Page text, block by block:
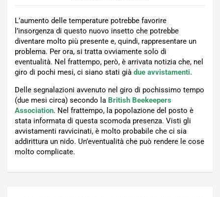
L’aumento delle temperature potrebbe favorire
l’insorgenza di questo nuovo insetto che potrebbe
diventare molto più presente e, quindi, rappresentare un
problema. Per ora, si tratta ovviamente solo di
eventualità. Nel frattempo, però, è arrivata notizia che, nel
giro di pochi mesi, ci siano stati già due avvistamenti.
Delle segnalazioni avvenuto nel giro di pochissimo tempo
(due mesi circa) secondo la British Beekeepers
Association. Nel frattempo, la popolazione del posto è
stata informata di questa scomoda presenza. Visti gli
avvistamenti ravvicinati, è molto probabile che ci sia
addirittura un nido. Un’eventualità che può rendere le cose
molto complicate.